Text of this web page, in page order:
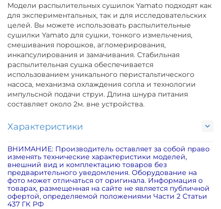
Модели распылительных сушилок Yamato подходят как
для экспериментальных, так и для исследовательских
целей. Вы можете использовать распылительные
сушилки Yamato для сушки, тонкого измельчения,
смешивания порошков, агломерирования,
инкапсулирования и замачивания. Стабильная
распылительная сушка обеспечивается
использованием уникального перистальтического
насоса, механизма охлаждения сопла и технологии
импульсной подачи струи. Длина шнура питания
составляет около 2м. вне устройства.
Характеристики
ВНИМАНИЕ: Производитель оставляет за собой право
изменять технические характеристики моделей,
внешний вид и комплектацию товаров без
предварительного уведомления. Оборудование на
фото может отличаться от оригинала. Информация о
товарах, размещенная на сайте не является публичной
офертой, определяемой положениями Части 2 Статьи
437 ГК РФ